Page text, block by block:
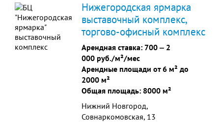
компании.
Нижегородская ярмарка
выставочный комплекс,
торгово-офисный комплекс
Арендная ставка: 700 ‒ 2
000 руб./м²/мес
Арендные площади от 6 м² до
2000 м²
Общая площадь: 8000 м²
Нижний Новгород,
Совнаркомовская, 13